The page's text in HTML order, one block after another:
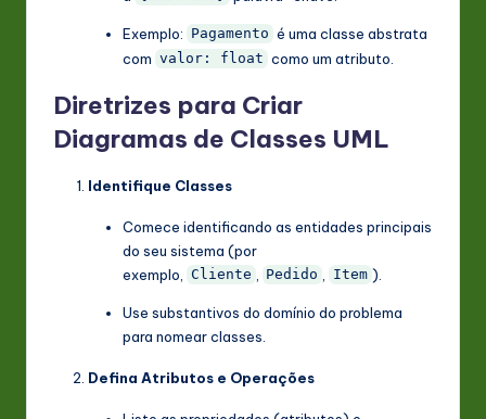
Exemplo: Pagamento é uma classe abstrata
com valor: float como um atributo.
Diretrizes para Criar
Diagramas de Classes UML
Identifique Classes
Comece identificando as entidades principais
do seu sistema (por
exemplo,
Cliente Pedido Item ).
Use substantivos do domínio do problema
para nomear classes.
Defina Atributos e Operações